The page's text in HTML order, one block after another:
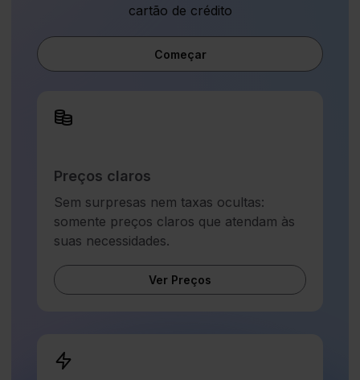
cartão de crédito
Começar
Preços claros
Sem surpresas nem taxas ocultas:
somente preços claros que atendam às
suas necessidades.
Ver Preços